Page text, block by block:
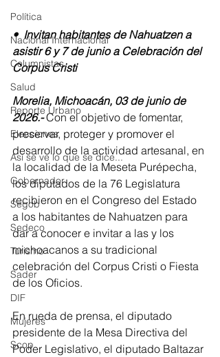
Política
Nacional Internacional
Columnistas
Salud
Reporte Urbano
Elecciones
Así se ve lo que se dice...
Gobernador
Segob
Sedeco
Turismo
Sader
DIF
Mujeres
Scop
•⁠  ⁠Invitan habitantes de Nahuatzen a
asistir 6 y 7 de junio a Celebración del
Corpus Cristi
Morelia, Michoacán, 03 de junio de
2026.- Con el objetivo de fomentar,
preservar, proteger y promover el
desarrollo de la actividad artesanal, en
la localidad de la Meseta Purépecha,
los diputados de la 76 Legislatura
recibieron en el Congreso del Estado
a los habitantes de Nahuatzen para
dar a conocer e invitar a las y los
michoacanos a su tradicional
celebración del Corpus Cristi o Fiesta
de los Oficios.
En rueda de prensa, el diputado
presidente de la Mesa Directiva del
Poder Legislativo, el diputado Baltazar